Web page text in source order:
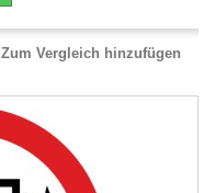
Zum Vergleich hinzufügen